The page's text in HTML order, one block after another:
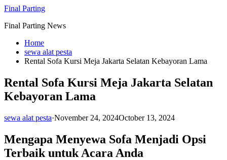
Skip
content
Final Parting
Final Parting News
Home
sewa alat pesta
Rental Sofa Kursi Meja Jakarta Selatan Kebayoran Lama
Rental Sofa Kursi Meja Jakarta Selatan
Kebayoran Lama
sewa alat pesta·November 24, 2024October 13, 2024
Mengapa Menyewa Sofa Menjadi Opsi
Terbaik untuk Acara Anda